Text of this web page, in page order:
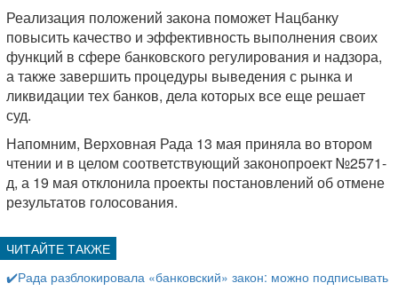
Реализация положений закона поможет Нацбанку
повысить качество и эффективность выполнения своих
функций в сфере банковского регулирования и надзора,
а также завершить процедуры выведения с рынка и
ликвидации тех банков, дела которых все еще решает
суд.
Напомним, Верховная Рада 13 мая приняла во втором
чтении и в целом соответствующий законопроект №2571-
д, а 19 мая отклонила проекты постановлений об отмене
результатов голосования.
✔️Рада разблокировала «банковский» закон: можно подписывать